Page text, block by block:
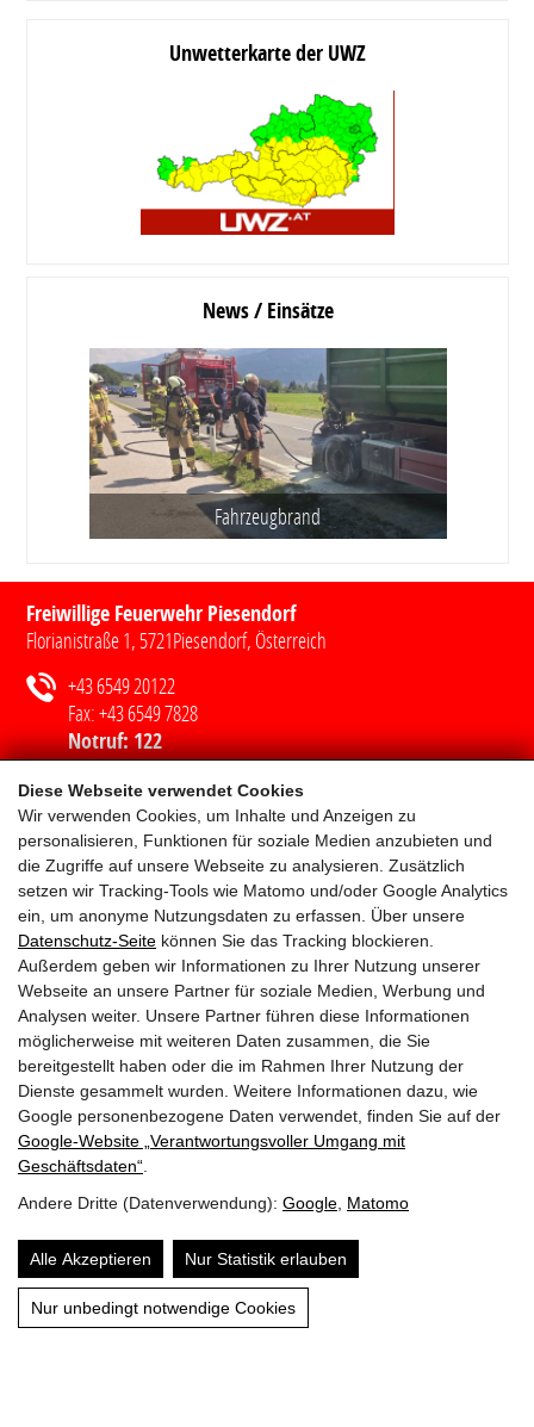
Diese Webseite verwendet Cookies
Wir verwenden Cookies, um Inhalte und Anzeigen zu
personalisieren, Funktionen für soziale Medien anzubieten und
die Zugriffe auf unsere Webseite zu analysieren. Zusätzlich
setzen wir Tracking-Tools wie Matomo und/oder Google Analytics
ein, um anonyme Nutzungsdaten zu erfassen. Über unsere
Datenschutz-Seite können Sie das Tracking blockieren.
Außerdem geben wir Informationen zu Ihrer Nutzung unserer
Webseite an unsere Partner für soziale Medien, Werbung und
Analysen weiter. Unsere Partner führen diese Informationen
möglicherweise mit weiteren Daten zusammen, die Sie
bereitgestellt haben oder die im Rahmen Ihrer Nutzung der
Dienste gesammelt wurden. Weitere Informationen dazu, wie
Google personenbezogene Daten verwendet, finden Sie auf der
Google‑Website „Verantwortungsvoller Umgang mit
Geschäftsdaten“
Andere Dritte (Datenverwendung): Google Matomo
Alle Akzeptieren Nur Statistik erlauben
Nur unbedingt notwendige Cookies
Unwetterkarte der UWZ
News / Einsätze
Fahrzeugbrand
Freiwillige Feuerwehr Piesendorf
Florianistraße 1, 5721Piesendorf, Österreich
+43 6549 20122
Fax:+43 6549 7828
Notruf:122
ff-piesendorf@lfv-sbg.at
Wichtige Rufnummern
Feuerwehr Notruf
122
Polizei Notruf
Rettung Notruf
144
Euro Notruf
112
Quicklinks
Mitglieder
Aufgaben
Wespenbeseitigung
Jugend